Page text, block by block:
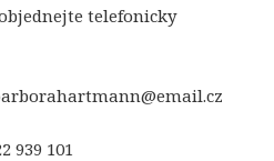
telefonicky
101